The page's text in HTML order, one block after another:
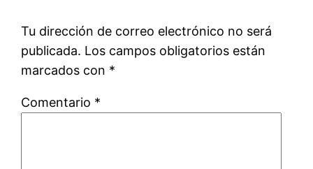
Tu dirección de correo electrónico no será
publicada. Los campos obligatorios están
marcados con *
Comentario *